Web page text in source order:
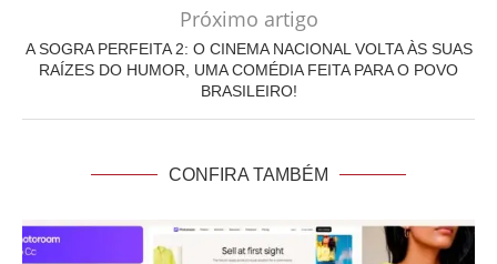
Próximo artigo
A SOGRA PERFEITA 2: O CINEMA NACIONAL VOLTA ÀS SUAS
RAÍZES DO HUMOR, UMA COMÉDIA FEITA PARA O POVO
BRASILEIRO!
CONFIRA TAMBÉM